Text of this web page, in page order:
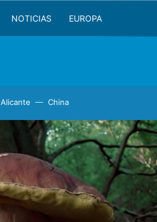
NOTICIAS EUROPA
Alicante China